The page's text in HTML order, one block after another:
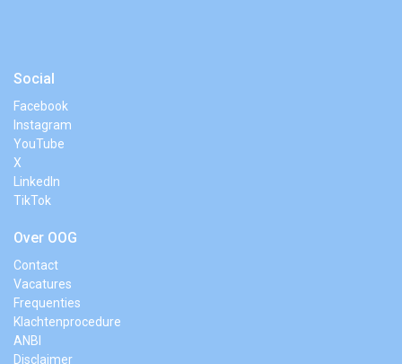
Social
Facebook
Instagram
YouTube
X
LinkedIn
TikTok
Over OOG
Contact
Vacatures
Frequenties
Klachtenprocedure
ANBI
Disclaimer